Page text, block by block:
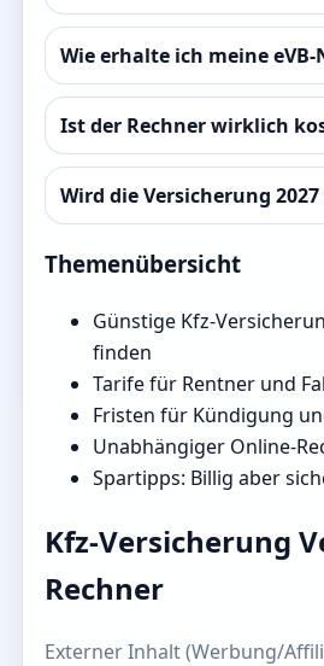
Wie erhalte ich meine
Ist der Rechner wirklich
Wird die Versicherung
Themenübersicht
Günstige Kfz-
finden
Tarife für Rentner und
Fristen für Kündigung
Unabhängiger Online-
Spartipps: Billig aber
Kfz-Versicherung
Rechner
Externer Inhalt (Werbung/